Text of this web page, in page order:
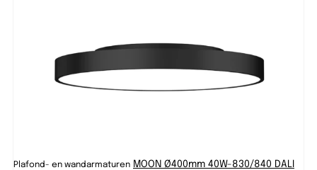
Plafond- en wandarmaturen MOON Ø400mm 40W-830/840 DALI